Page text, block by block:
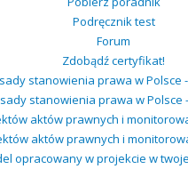
Podręcznik test
Forum
Zdobądź certyfikat!
stanowienia prawa w Polsce
stanowienia prawa w Polsce
aktów prawnych i
aktów prawnych i
opracowany w projekcie w